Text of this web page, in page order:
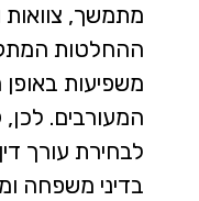
מתמשך, צוואות
ההחלטות
משפיעות
המעורבים. לכן,
לבחירת עורך
בדיני משפחה